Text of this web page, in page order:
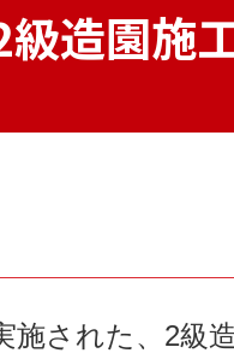
造園施
施された、2級